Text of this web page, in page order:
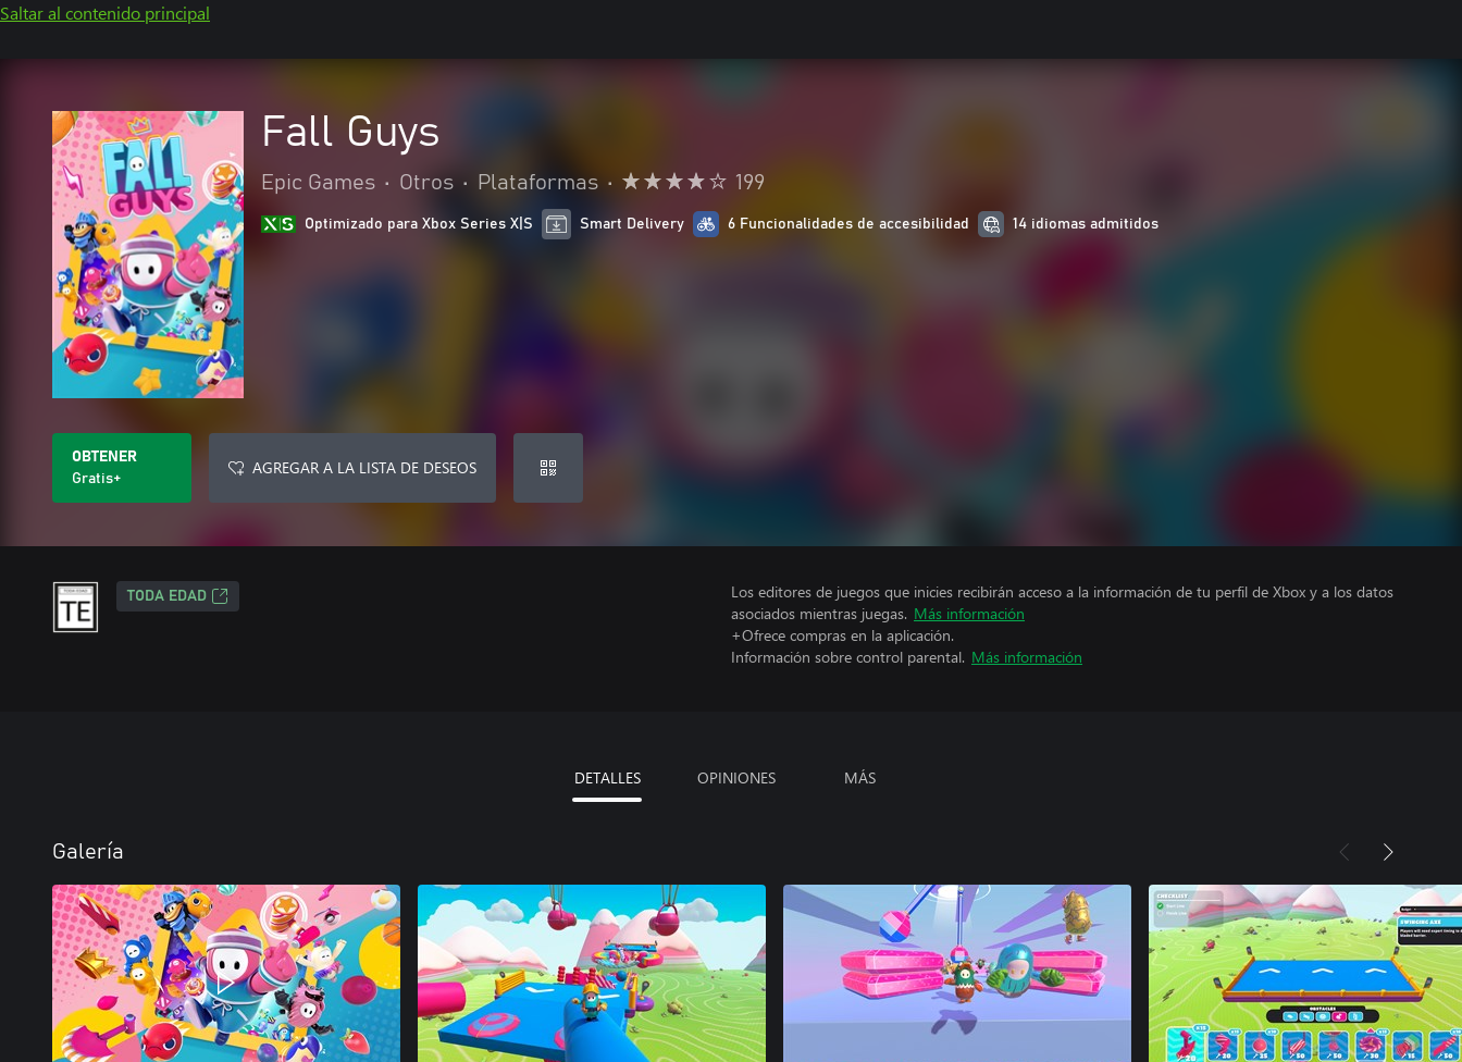
Saltar al contenido principal
Fall Guys
Epic Games • Otros • Plataformas • 199
Optimizado para Xbox Series X|S Smart Delivery 6 Funcionalidades de accesibilidad 14 idiomas admitidos
OBTENER
Gratis+
AGREGAR A LA LISTA DE DESEOS
TODA EDAD
Los editores de juegos que inicies recibirán acceso a la información de tu perfil de Xbox y a los datos
asociados mientras juegas. Más información
+Ofrece compras en la aplicación.
Información sobre control parental. Más información
DETALLES OPINIONES MÁS
Galería